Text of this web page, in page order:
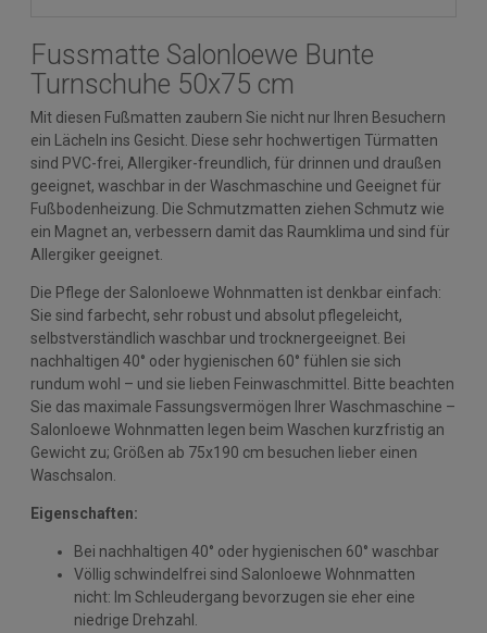
Fussmatte Salonloewe Bunte
Turnschuhe 50x75 cm
Mit diesen Fußmatten zaubern Sie nicht nur Ihren Besuchern
ein Lächeln ins Gesicht. Diese sehr hochwertigen Türmatten
sind PVC-frei, Allergiker-freundlich, für drinnen und draußen
geeignet, waschbar in der Waschmaschine und Geeignet für
Fußbodenheizung. Die Schmutzmatten ziehen Schmutz wie
ein Magnet an, verbessern damit das Raumklima und sind für
Allergiker geeignet.
Die Pflege der Salonloewe Wohnmatten ist denkbar einfach:
Sie sind farbecht, sehr robust und absolut pflegeleicht,
selbstverständlich waschbar und trocknergeeignet. Bei
nachhaltigen 40° oder hygienischen 60° fühlen sie sich
rundum wohl – und sie lieben Feinwaschmittel. Bitte beachten
Sie das maximale Fassungsvermögen Ihrer Waschmaschine –
Salonloewe Wohnmatten legen beim Waschen kurzfristig an
Gewicht zu; Größen ab 75x190 cm besuchen lieber einen
Waschsalon.
Eigenschaften:
Bei nachhaltigen 40° oder hygienischen 60° waschbar
Völlig schwindelfrei sind Salonloewe Wohnmatten
nicht: Im Schleudergang bevorzugen sie eher eine
niedrige Drehzahl.